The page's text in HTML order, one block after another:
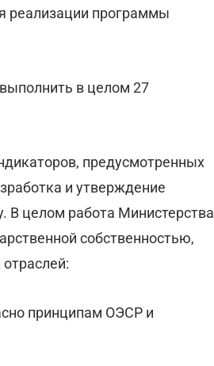
реализации программы
в целом 27
предусмотренных
и утверждение
В целом работа Министерства
собственностью,
принципам ОЭСР и